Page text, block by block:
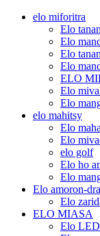
elo miforitra
Elo
Elo
Elo
Elo
ELO
Elo
Elo
elo mahitsy
Elo
Elo
elo golf
Elo ho
Elo
Elo amoron-
Elo
ELO MIASA
Elo LED